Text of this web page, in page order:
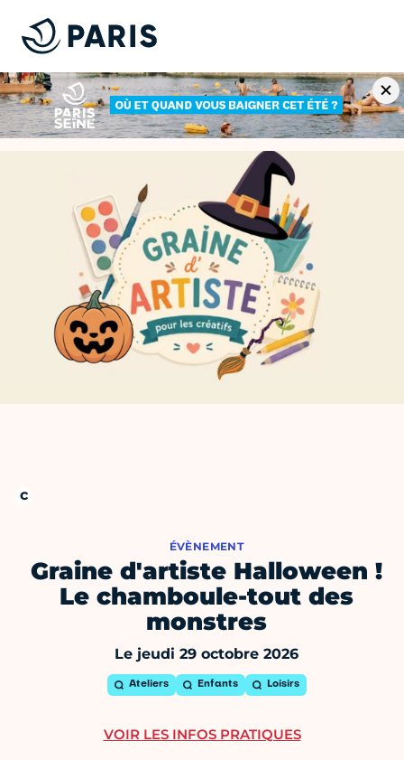
ÉVÈNEMENT
Graine d'artiste Halloween !
Le chamboule-tout des
monstres
Le jeudi 29 octobre 2026
Ateliers Enfants Loisirs
VOIR LES INFOS PRATIQUES